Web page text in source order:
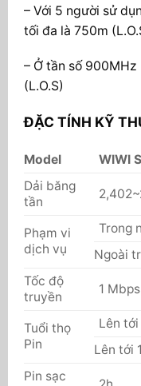
– Với 5 người sử
tối đa là 750m
– Ở tần số 900MHz
(L.O.S)
ĐẶC TÍNH KỸ
Model
WIWI
Dải băng
tần
Phạm vi
dịch vụ
Trong
Ngoài
Tốc độ
truyền
1 Mbps
Tuổi thọ
Pin
Lên
Lên tới
Pin sạc